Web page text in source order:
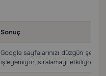
Sonuç
Google sayfalarınızı düzgün şekilde
işleyemiyor, sıralamayı etkiliyor